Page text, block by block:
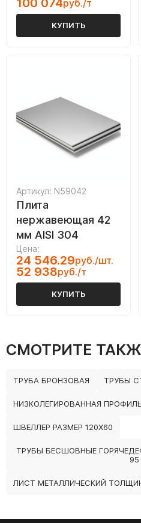
100 074руб./т
КУПИТЬ
Артикул: N59042
Плита
нержавеющая 42
мм AISI 304
Цена:
24 546.29руб./шт.
52 938руб./т
КУПИТЬ
СМОТРИТЕ
ТРУБА БРОНЗОВАЯ ТРУБЫ
НИЗКОЛЕГИРОВАННАЯ
ШВЕЛЛЕР РАЗМЕР 120Х60
ТРУБЫ БЕСШОВНЫЕ
95
ЛИСТ МЕТАЛЛИЧЕСКИЙ